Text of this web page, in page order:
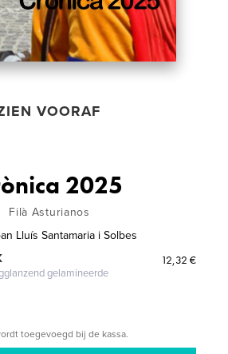
VOORAF
2025
Filà Asturianos
Lluís Santamaria i Solbes
gelamineerde
12,32 €
toegevoegd bij de kassa.